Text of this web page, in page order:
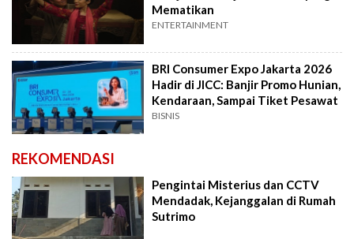
Mematikan
ENTERTAINMENT
BRI Consumer Expo Jakarta 2026
Hadir di JICC: Banjir Promo Hunian,
Kendaraan, Sampai Tiket Pesawat
BISNIS
REKOMENDASI
Pengintai Misterius dan CCTV
Mendadak, Kejanggalan di Rumah
Sutrimo